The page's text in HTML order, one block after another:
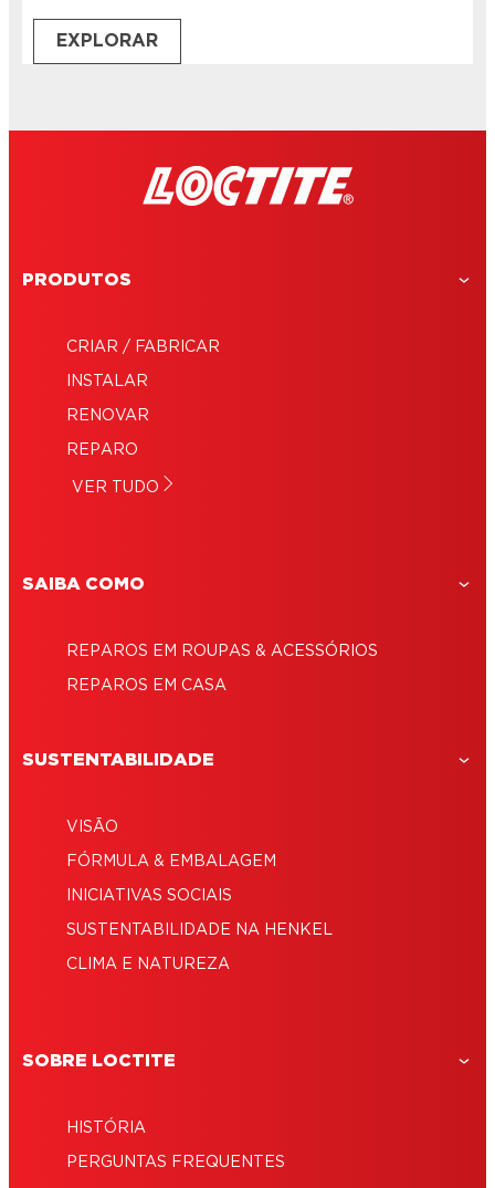
EXPLORAR
PRODUTOS
CRIAR / FABRICAR
INSTALAR
RENOVAR
REPARO
VER TUDO
SAIBA COMO
REPAROS EM ROUPAS & ACESSÓRIOS
REPAROS EM CASA
SUSTENTABILIDADE
VISÃO
FÓRMULA & EMBALAGEM
INICIATIVAS SOCIAIS
SUSTENTABILIDADE NA HENKEL
CLIMA E NATUREZA
SOBRE LOCTITE
HISTÓRIA
PERGUNTAS FREQUENTES